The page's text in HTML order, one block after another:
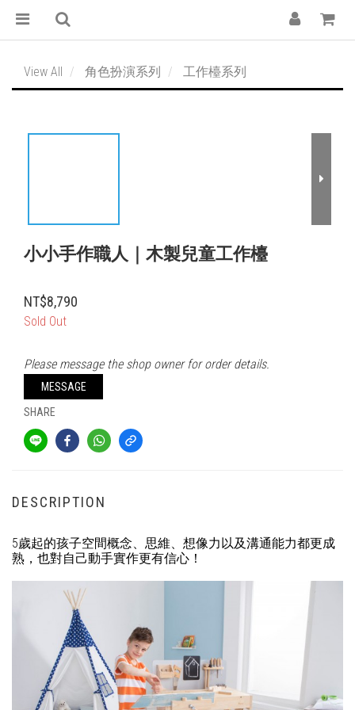
View All 角色扮演系列 工作檯系列
小小手作職人｜木製兒童工作檯
NT$8,790
Sold Out
Please message the shop owner for order details.
MESSAGE
SHARE
DESCRIPTION
5歲起的孩子空間概念、思維、想像力以及溝通能力都更成
熟，也對自己動手實作更有信心！